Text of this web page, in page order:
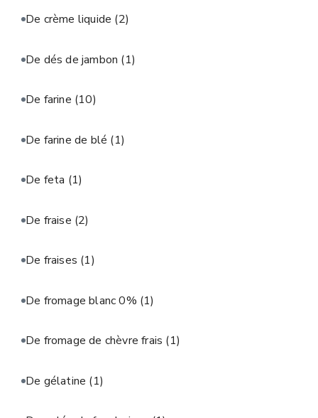
De crème liquide (2)
De dés de jambon (1)
De farine (10)
De farine de blé (1)
De feta (1)
De fraise (2)
De fraises (1)
De fromage blanc 0% (1)
De fromage de chèvre frais (1)
De gélatine (1)